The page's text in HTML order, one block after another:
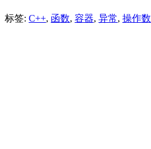
标签: C++, 函数, 容器, 异常, 操作数